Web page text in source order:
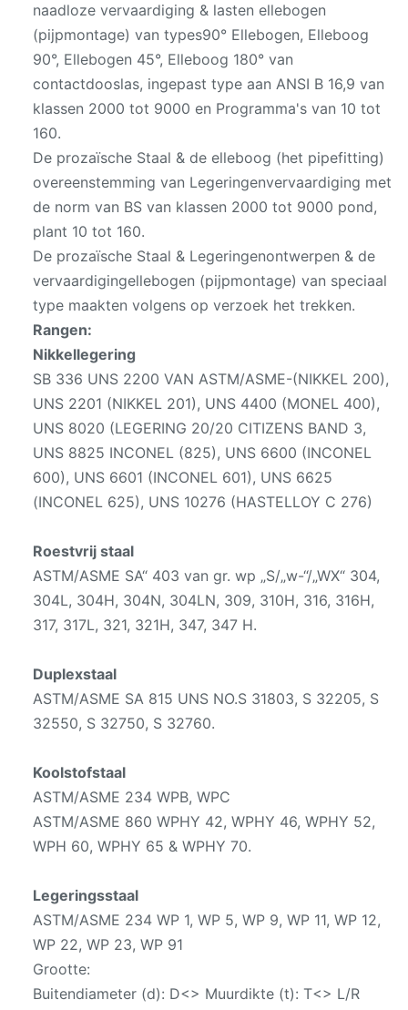
naadloze vervaardiging & lasten ellebogen
(pijpmontage) van types90° Ellebogen, Elleboog
90°, Ellebogen 45°, Elleboog 180° van
contactdooslas, ingepast type aan ANSI B 16,9 van
klassen 2000 tot 9000 en Programma's van 10 tot
160.
De prozaïsche Staal & de elleboog (het pipefitting)
overeenstemming van Legeringenvervaardiging met
de norm van BS van klassen 2000 tot 9000 pond,
plant 10 tot 160.
De prozaïsche Staal & Legeringenontwerpen & de
vervaardigingellebogen (pijpmontage) van speciaal
type maakten volgens op verzoek het trekken.
Rangen:
Nikkellegering
SB 336 UNS 2200 VAN ASTM/ASME-(NIKKEL 200),
UNS 2201 (NIKKEL 201), UNS 4400 (MONEL 400),
UNS 8020 (LEGERING 20/20 CITIZENS BAND 3,
UNS 8825 INCONEL (825), UNS 6600 (INCONEL
600), UNS 6601 (INCONEL 601), UNS 6625
(INCONEL 625), UNS 10276 (HASTELLOY C 276)
Roestvrij staal
ASTM/ASME SA“ 403 van gr. wp „S/„w-“/„WX“ 304,
304L, 304H, 304N, 304LN, 309, 310H, 316, 316H,
317, 317L, 321, 321H, 347, 347 H.
Duplexstaal
ASTM/ASME SA 815 UNS NO.S 31803, S 32205, S
32550, S 32750, S 32760.
Koolstofstaal
ASTM/ASME 234 WPB, WPC
ASTM/ASME 860 WPHY 42, WPHY 46, WPHY 52,
WPH 60, WPHY 65 & WPHY 70.
Legeringsstaal
ASTM/ASME 234 WP 1, WP 5, WP 9, WP 11, WP 12,
WP 22, WP 23, WP 91
Grootte:
Buitendiameter (d): D<> Muurdikte (t): T<> L/R